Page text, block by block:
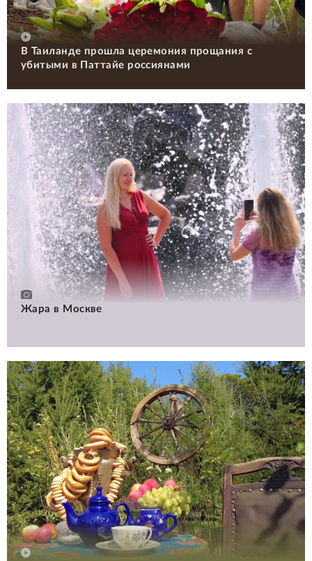
В Таиланде прошла церемония прощания с
убитыми в Паттайе россиянами
Жара в Москве